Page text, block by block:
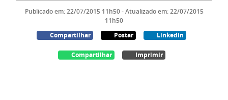
Publicado em: 22/07/2015 11h50 - Atualizado em: 22/07/2015
11h50
Compartilhar
Postar Linkedin
Compartilhar Imprimir